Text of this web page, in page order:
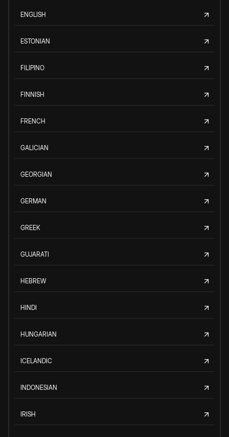
ENGLISH
ESTONIAN
FILIPINO
FINNISH
FRENCH
GALICIAN
GEORGIAN
GERMAN
GREEK
GUJARATI
HEBREW
HINDI
HUNGARIAN
ICELANDIC
INDONESIAN
IRISH